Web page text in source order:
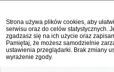
Strona używa plików cookies, aby
serwisu oraz do celów statystycznych.
zgadzasz się na ich użycie oraz
Pamiętaj, że możesz samodzielnie
ustawienia przeglądarki. Brak zmiany
wyrażenie zgody.